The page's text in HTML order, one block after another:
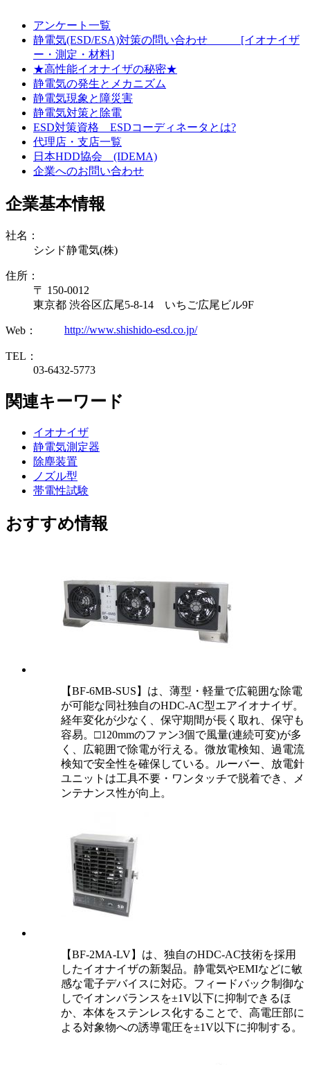
アンケート一覧
静電気(ESD/ESA)対策の問い合わせ [イオナイザ
ー・測定・材料]
★高性能イオナイザの秘密★
静電気の発生とメカニズム
静電気現象と障災害
静電気対策と除電
ESD対策資格 ESDコーディネータとは?
代理店・支店一覧
日本HDD協会 (IDEMA)
企業へのお問い合わせ
企業基本情報
社名：
シシド静電気(株)
住所：
〒 150-0012
東京都 渋谷区広尾5-8-14 いちご広尾ビル9F
Web： http://www.shishido-esd.co.jp/
TEL：
03-6432-5773
関連キーワード
イオナイザ
静電気測定器
除塵装置
ノズル型
帯電性試験
おすすめ情報
【BF-6MB-SUS】は、薄型・軽量で広範囲な除電
が可能な同社独自のHDC-AC型エアイオナイザ。
経年変化が少なく、保守期間が長く取れ、保守も
容易。□120mmのファン3個で風量(連続可変)が多
く、広範囲で除電が行える。微放電検知、過電流
検知で安全性を確保している。ルーバー、放電針
ユニットは工具不要・ワンタッチで脱着でき、メ
ンテナンス性が向上。
【BF-2MA-LV】は、独自のHDC-AC技術を採用
したイオナイザの新製品。静電気やEMIなどに敏
感な電子デバイスに対応。フィードバック制御な
しでイオンバランスを±1V以下に抑制できるほ
か、本体をステンレス化することで、高電圧部に
よる対象物への誘導電圧を±1V以下に抑制する。